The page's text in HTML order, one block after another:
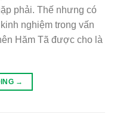
phải. Thế nhưng có
nghiệm trong vấn
Hăm Tã được cho là
→